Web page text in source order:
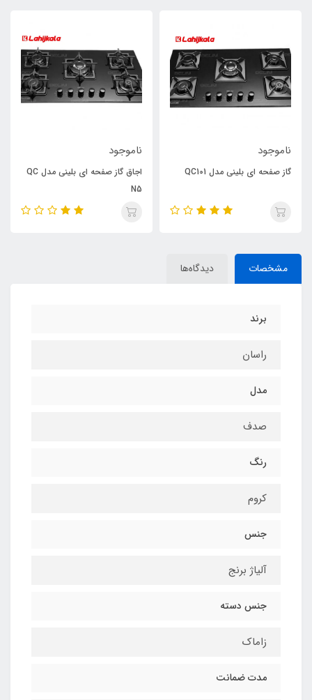
ناموجود
گاز صفحه ای بلینی مدل QC101
ناموجود
اجاق گاز صفحه ای بلینی مدل QC
N5
مشخصات دیدگاه‌ها
برند
راسان
مدل
صدف
رنگ
کروم
جنس
آلیاژ برنج
جنس دسته
زاماک
مدت ضمانت